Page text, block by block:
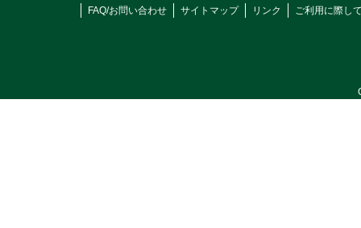
FAQ/お問い合わせ
サイトマップ リンク ご利用に際し